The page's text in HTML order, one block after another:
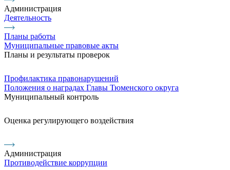
Администрация
Деятельность
Планы работы
Муниципальные правовые акты
Планы и результаты проверок
Профилактика правонарушений
Положения о наградах Главы Тюменского округа
Муниципальный контроль
Оценка регулирующего воздействия
Администрация
Противодействие коррупции